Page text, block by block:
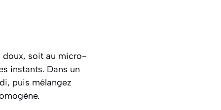
doux, soit au micro-
instants. Dans un
puis mélangez